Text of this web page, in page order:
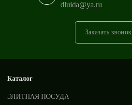
dluida@ya.ru
Заказать звонок
Каталог
ЭЛИТНАЯ ПОСУДА